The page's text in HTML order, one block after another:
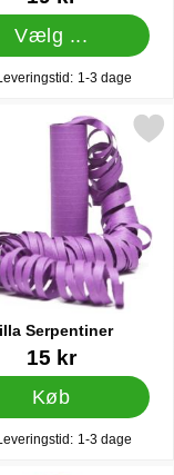
Vælg ...
På lager
1-3 dage
Serpentiner
15 kr
Køb
På lager
1-3 dage
Markér lilla